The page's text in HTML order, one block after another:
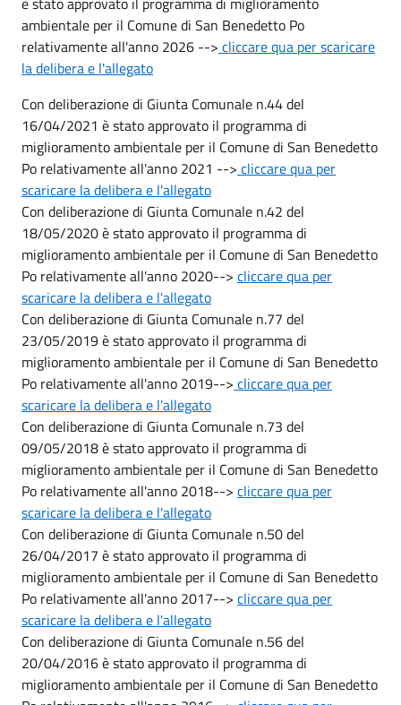
ambientale per il Comune di San Benedetto Po
relativamente all'anno 2026 --> cliccare qua per scaricare
la delibera e l'allegato
Con deliberazione di Giunta Comunale n.44 del
16/04/2021 è stato approvato il programma di
miglioramento ambientale per il Comune di San Benedetto
Po relativamente all'anno 2021 --> cliccare qua per
scaricare la delibera e l'allegato
Con deliberazione di Giunta Comunale n.42 del
18/05/2020 è stato approvato il programma di
miglioramento ambientale per il Comune di San Benedetto
Po relativamente all'anno 2020--> cliccare qua per
scaricare la delibera e l'allegato
Con deliberazione di Giunta Comunale n.77 del
23/05/2019 è stato approvato il programma di
miglioramento ambientale per il Comune di San Benedetto
Po relativamente all'anno 2019--> cliccare qua per
scaricare la delibera e l'allegato
Con deliberazione di Giunta Comunale n.73 del
09/05/2018 è stato approvato il programma di
miglioramento ambientale per il Comune di San Benedetto
Po relativamente all'anno 2018--> cliccare qua per
scaricare la delibera e l'allegato
Con deliberazione di Giunta Comunale n.50 del
26/04/2017 è stato approvato il programma di
miglioramento ambientale per il Comune di San Benedetto
Po relativamente all'anno 2017--> cliccare qua per
scaricare la delibera e l'allegato
Con deliberazione di Giunta Comunale n.56 del
20/04/2016 è stato approvato il programma di
miglioramento ambientale per il Comune di San Benedetto